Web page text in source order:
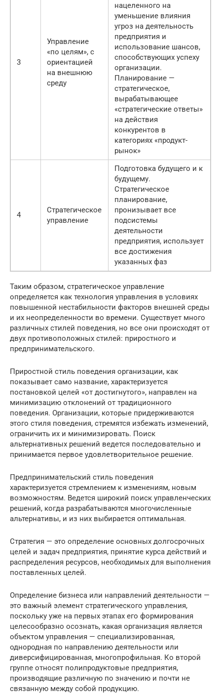
3
Управление
«по целям», с
ориентацией
на внешнюю
среду
нацеленного на
уменьшение влияния
угроз на деятельность
предприятия и
использование шансов,
способствующих успеху
организации.
Планирование —
стратегическое,
вырабатывающее
«стратегические ответы»
на действия
конкурентов в
категориях «продукт-
рынок»
4
Стратегическое
управление
Подготовка будущего и к
будущему.
Стратегическое
планирование,
пронизывает все
подсистемы
деятельности
предприятия, использует
все достижения
указанных фаз
Таким образом, стратегическое управление
определяется как технология управления в условиях
повышенной нестабильности факторов внешней среды
и их неопределенности во времени. Существует много
различных стилей поведения, но все они происходят от
двух противоположных стилей: приростного и
предпринимательского.
Приростной стиль поведения организации, как
показывает само название, характеризуется
постановкой целей «от достигнутого», направлен на
минимизацию отклонений от традиционного
поведения. Организации, которые придерживаются
этого стиля поведения, стремятся избежать изменений,
ограничить их и минимизировать. Поиск
альтернативных решений ведется последовательно и
принимается первое удовлетворительное решение.
Предпринимательский стиль поведения
характеризуется стремлением к изменениям, новым
возможностям. Ведется широкий поиск управленческих
решений, когда разрабатываются многочисленные
альтернативы, и из них выбирается оптимальная.
Стратегия — это определение основных долгосрочных
целей и задач предприятия, принятие курса действий и
распределения ресурсов, необходимых для выполнения
поставленных целей.
Определение бизнеса или направлений деятельности —
это важный элемент стратегического управления,
поскольку уже на первых этапах его формирования
целесообразно осознать, какая организация является
объектом управления — специализированная,
однородная по направлению деятельности или
диверсифицированная, многопрофильная. Ко второй
группе относят полипродуктовые предприятия,
производящие различную по значению и почти не
связанную между собой продукцию.